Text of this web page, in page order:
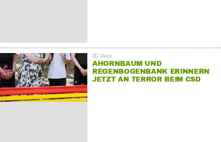
AHORNBAUM UND
REGENBOGENBANK ERINNERN
JETZT AN TERROR BEIM CSD